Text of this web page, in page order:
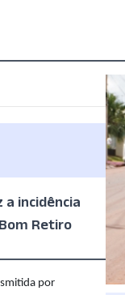
incidência
Retiro
por